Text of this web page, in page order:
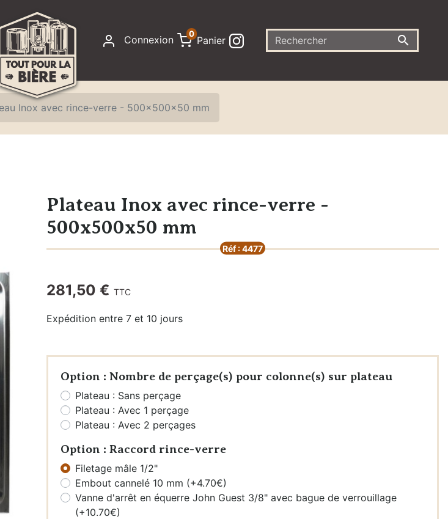

Connexion 0
Panier
Inox avec rince-verre - 500x500x50 mm
Plateau Inox avec rince-verre -
500x500x50 mm
Réf : 4477
281,50 € TTC
Expédition entre 7 et 10 jours
Option : Nombre de perçage(s) pour colonne(s) sur plateau
Plateau : Sans perçage
Plateau : Avec 1 perçage
Plateau : Avec 2 perçages
Option : Raccord rince-verre
Filetage mâle 1/2"
Embout cannelé 10 mm (+4.70€)
Vanne d'arrêt en équerre John Guest 3/8" avec bague de verrouillage
(+10.70€)